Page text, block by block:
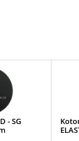
- SG